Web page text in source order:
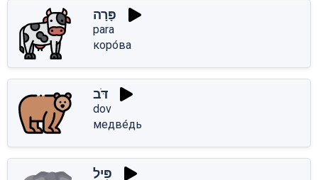
פָּרָה
para
коро́ва
דֹּב
dov
медве́дь
פִּיל